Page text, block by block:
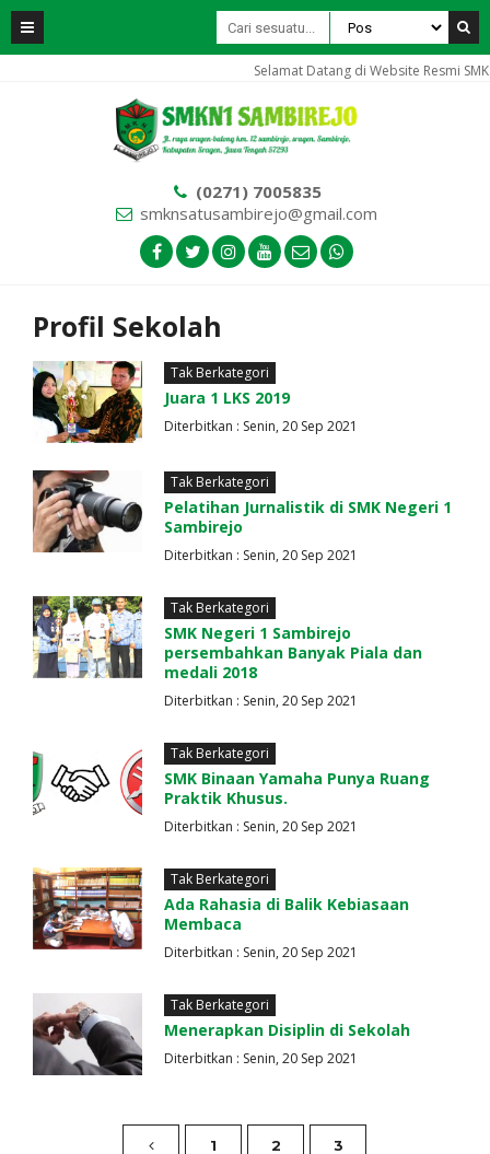
Selamat Datang di Website Resmi
(0271) 7005835
smknsatusambirejo@gmail.com
Profil Sekolah
Tak Berkategori
Juara 1 LKS 2019
Diterbitkan : Senin, 20 Sep 2021
Tak Berkategori
Pelatihan Jurnalistik di SMK Negeri 1
Sambirejo
Diterbitkan : Senin, 20 Sep 2021
Tak Berkategori
SMK Negeri 1 Sambirejo
persembahkan Banyak Piala dan
medali 2018
Diterbitkan : Senin, 20 Sep 2021
Tak Berkategori
SMK Binaan Yamaha Punya Ruang
Praktik Khusus.
Diterbitkan : Senin, 20 Sep 2021
Tak Berkategori
Ada Rahasia di Balik Kebiasaan
Membaca
Diterbitkan : Senin, 20 Sep 2021
Tak Berkategori
Menerapkan Disiplin di Sekolah
Diterbitkan : Senin, 20 Sep 2021
1 2 3